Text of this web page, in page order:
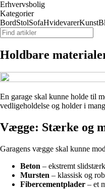
Erhvervsbolig
Kategorier
BordStolSofaHvidevarerKunst
Holdbare
En garage skal kunne holde til
vedligeholdelse og holder i
Vægge: Stærke og
Garagens vægge skal kunne
Beton – ekstremt
Mursten – klassisk og
Fibercementplader – et